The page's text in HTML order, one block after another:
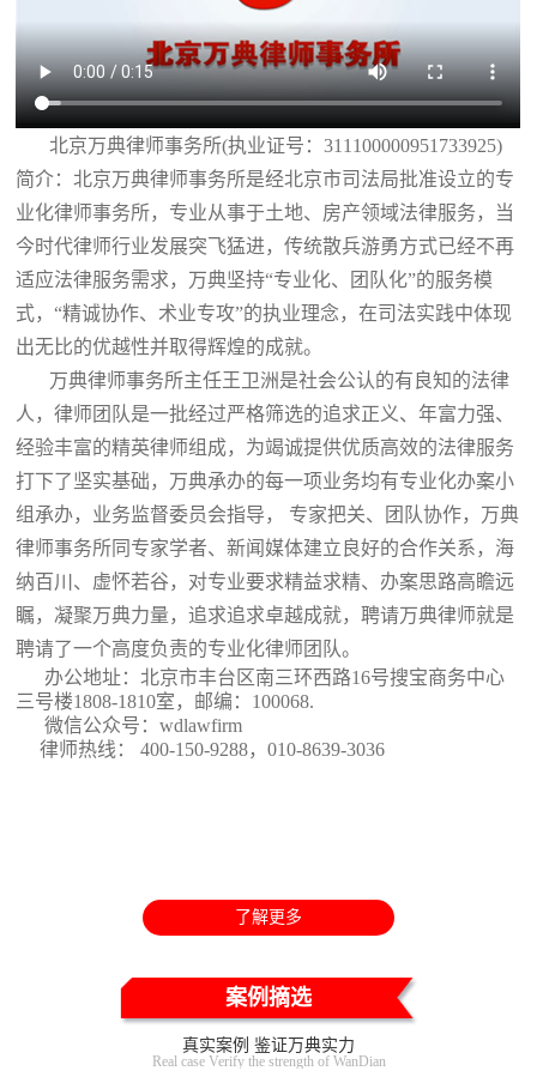
北京万典律师事务所(执业证号：311100000951733925)
简介：北京万典律师事务所是经北京市司法局批准设立的专
业化律师事务所，专业从事于土地、房产领域法律服务，当
今时代律师行业发展突飞猛进，传统散兵游勇方式已经不再
适应法律服务需求，万典坚持“专业化、团队化”的服务模
式，“精诚协作、术业专攻”的执业理念，在司法实践中体现
出无比的优越性并取得辉煌的成就。
万典律师事务所主任王卫洲是社会公认的有良知的法律
人，律师团队是一批经过严格筛选的追求正义、年富力强、
经验丰富的精英律师组成，为竭诚提供优质高效的法律服务
打下了坚实基础，万典承办的每一项业务均有专业化办案小
组承办，业务监督委员会指导， 专家把关、团队协作，万典
律师事务所同专家学者、新闻媒体建立良好的合作关系，海
纳百川、虚怀若谷，对专业要求精益求精、办案思路高瞻远
瞩，凝聚万典力量，追求追求卓越成就，聘请万典律师就是
聘请了一个高度负责的专业化律师团队。
办公地址：北京市丰台区南三环西路16号搜宝商务中心
三号楼1808-1810室 ，邮编：100068.
微信公众号：wdlawfirm
律师热线： 400-150-9288，010-8639-3036
了解更多
案例摘选
真实案例 鉴证万典实力
Real case Verify the strength of WanDian